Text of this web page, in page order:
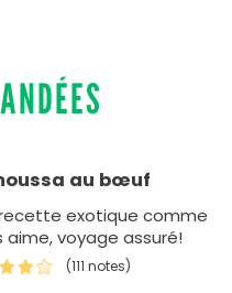
au bœuf
exotique comme
aime, voyage assuré!
(111 notes)